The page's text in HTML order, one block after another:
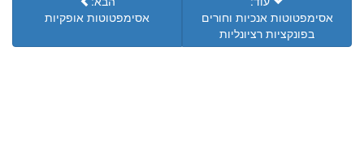
אסימפטוטות אנכיות וחורים
בפונקציות רציונליות
אסימפטוטות אופקיות